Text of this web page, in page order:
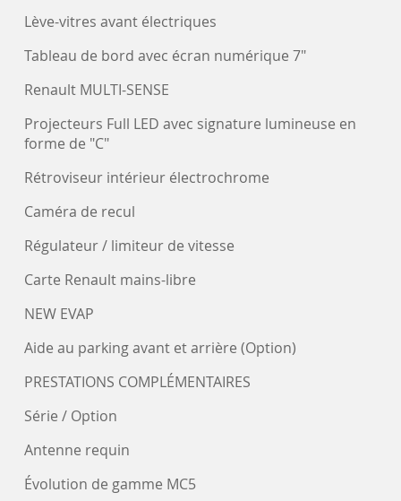
Lève-vitres avant électriques
Tableau de bord avec écran numérique 7"
Renault MULTI-SENSE
Projecteurs Full LED avec signature lumineuse en
forme de "C"
Rétroviseur intérieur électrochrome
Caméra de recul
Régulateur / limiteur de vitesse
Carte Renault mains-libre
NEW EVAP
Aide au parking avant et arrière (Option)
PRESTATIONS COMPLÉMENTAIRES
Série / Option
Antenne requin
Évolution de gamme MC5